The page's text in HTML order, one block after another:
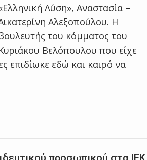
Λύση», Αναστασία –
Αλεξοπούλου. Η
του κόμματος του
Βελόπουλου που είχε
επιδίωκε εδώ και καιρό να